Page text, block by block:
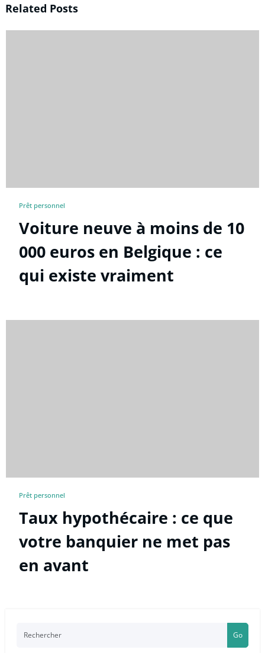
Related Posts
Prêt personnel
Voiture neuve à moins de 10
000 euros en Belgique : ce
qui existe vraiment
Prêt personnel
Taux hypothécaire : ce que
votre banquier ne met pas
en avant
Go